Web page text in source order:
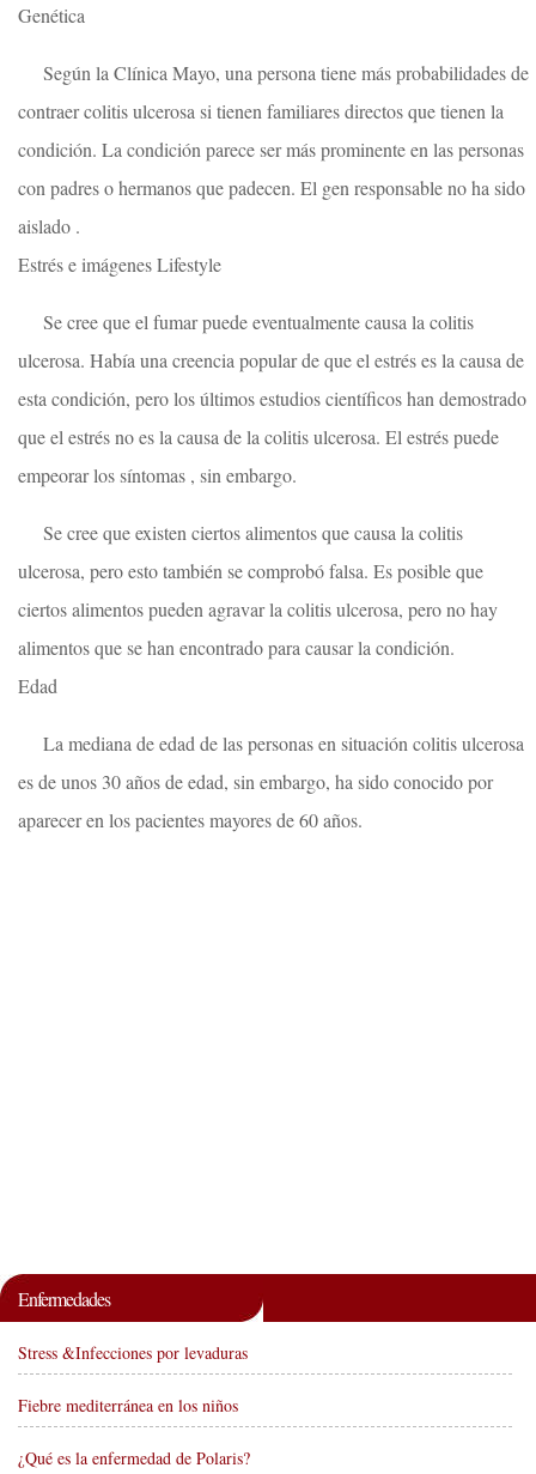
Genética
Según la Clínica Mayo, una persona tiene más probabilidades de
contraer colitis ulcerosa si tienen familiares directos que tienen la
condición. La condición parece ser más prominente en las personas
con padres o hermanos que padecen. El gen responsable no ha sido
aislado .
Estrés e imágenes Lifestyle
Se cree que el fumar puede eventualmente causa la colitis
ulcerosa. Había una creencia popular de que el estrés es la causa de
esta condición, pero los últimos estudios científicos han demostrado
que el estrés no es la causa de la colitis ulcerosa. El estrés puede
empeorar los síntomas , sin embargo.
Se cree que existen ciertos alimentos que causa la colitis
ulcerosa, pero esto también se comprobó falsa. Es posible que
ciertos alimentos pueden agravar la colitis ulcerosa, pero no hay
alimentos que se han encontrado para causar la condición.
Edad
La mediana de edad de las personas en situación colitis ulcerosa
es de unos 30 años de edad, sin embargo, ha sido conocido por
aparecer en los pacientes mayores de 60 años.
Enfermedades
Stress &Infecciones por levaduras
Fiebre mediterránea en los niños
¿Qué es la enfermedad de Polaris?